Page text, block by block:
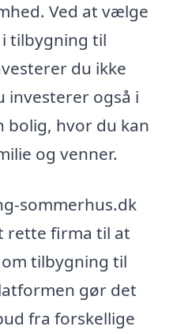
Ved at vælge
tilbygning til
du ikke
investerer også i
bolig, hvor du kan
og venner.
sommerhus.dk
rette firma til at
tilbygning til
gør det
fra forskellige